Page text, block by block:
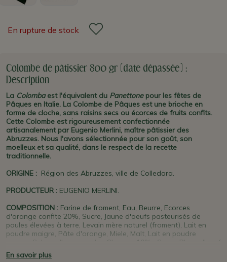
En rupture de stock
Colombe de pâtissier 800 gr (date dépassée) :
Description
La Colombaest l'équivalent du Panettonepour les fêtes de
Pâques en Italie. La Colombe de Pâques est une brioche en
forme de cloche, sans raisins secs ou écorces de fruits confits.
Cette Colombe est rigoureusement confectionnée
artisanalement par Eugenio Merlini, maître pâtissier des
Abruzzes. Nous l'avons sélectionnée pour son goût, son
moelleux et sa qualité, dans le respect de la recette
traditionnelle.
ORIGINE : Région des Abruzzes, ville de Colledara.
PRODUCTEUR : EUGENIO MERLINI.
COMPOSITION : Farine de froment, Eau, Beurre, Ecorces
d'orange confite 20%, Sucre, Jaune d'oeufs pasteurisés de
poules élevées à terre, Levain mère naturel (froment), Lait en
poudre maigre, Pâte d'orange, Miele, Malt, Lait en poudre
maigre, Sel, vanille en poudre. Glaçage 10% : Sucre, Blanc d'oeuf
pasteurisé de poule élevée à terre, Sucre, Amandes, Noisettes,
Farine de pomme de terre, Farine de maïs. Peut contenir des
En savoir plus